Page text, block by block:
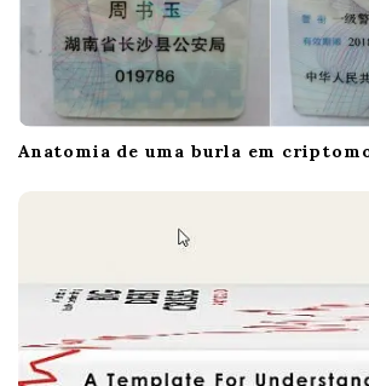
Anatomia de uma burla em